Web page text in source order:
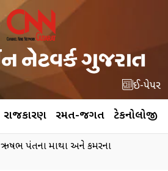
ઈ-પેપર
રાજકારણ રમત-જગત ટેકનોલોજી
ઋષભ પંતના માથા અને કમરના